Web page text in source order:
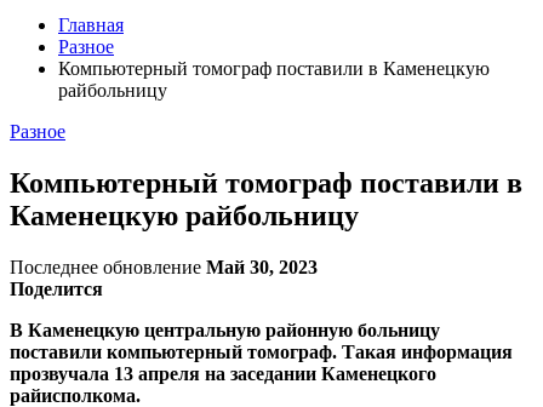
Главная
Разное
Компьютерный томограф поставили в Каменецкую
райбольницу
Разное
Компьютерный томограф поставили в
Каменецкую райбольницу
Последнее обновление Май 30, 2023
Поделится
В Каменецкую центральную районную больницу
поставили компьютерный томограф. Такая информация
прозвучала 13 апреля на заседании Каменецкого
райисполкома.